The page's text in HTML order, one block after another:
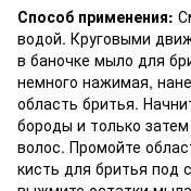
Способ применения:
водой. Круговыми
в баночке мыло для
немного нажимая,
область бритья.
бороды и только
волос. Промойте
кисть для бритья под